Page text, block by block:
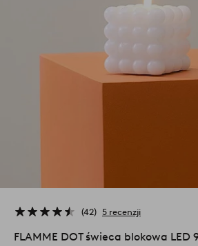
42 5 recenzji
FLAMME DOT świeca blokowa LED